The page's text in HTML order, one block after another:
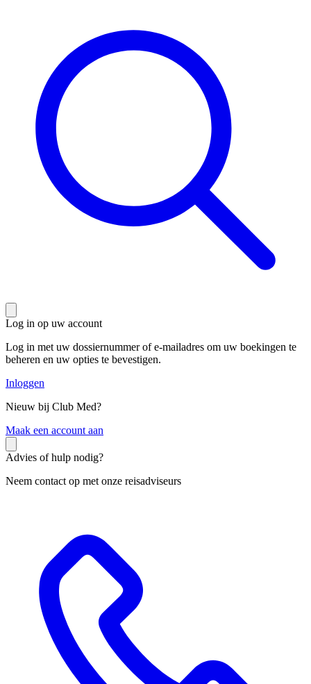
Log in op uw account
Log in met uw dossiernummer of e-mailadres om uw boekingen te
beheren en uw opties te bevestigen.
Inloggen
Nieuw bij Club Med?
Maak een account aan
Advies of hulp nodig?
Neem contact op met onze reisadviseurs